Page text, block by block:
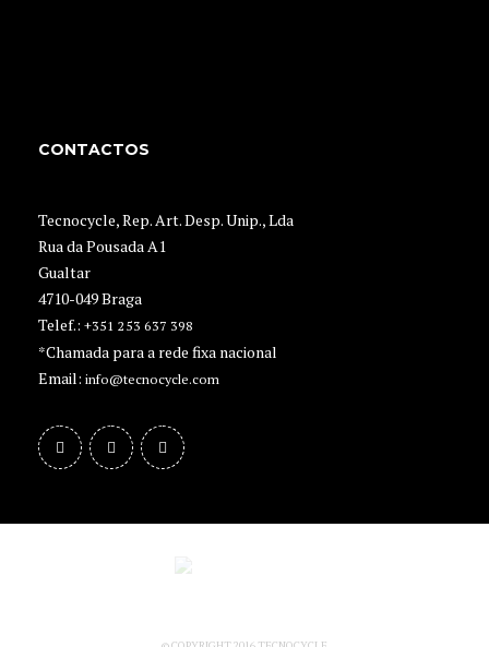
CONTACTOS
Tecnocycle, Rep. Art. Desp. Unip., Lda
Rua da Pousada A1
Gualtar
4710-049 Braga
Telef.: +351 253 637 398
*Chamada para a rede fixa nacional
Email: info@tecnocycle.com